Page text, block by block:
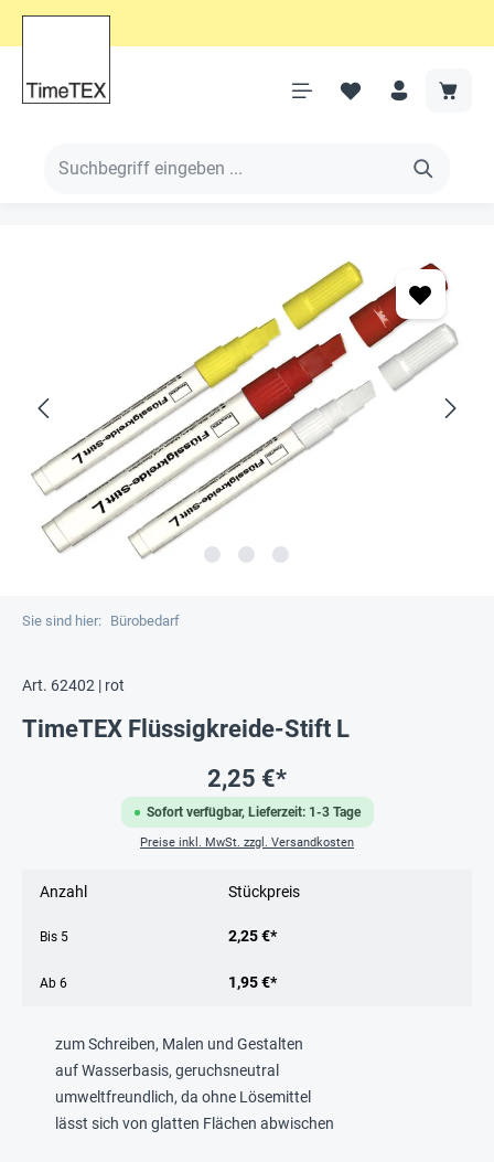
Sie sind hier: Bürobedarf
Art. 62402 | rot
TimeTEX Flüssigkreide-Stift L
Sofort verfügbar, Lieferzeit: 1-3 Tage
2,25 €*
Preise inkl. MwSt. zzgl. Versandkosten
Anzahl Stückpreis
Bis 5 2,25 €*
Ab 6 1,95 €*
zum Schreiben, Malen und Gestalten
auf Wasserbasis, geruchsneutral
umweltfreundlich, da ohne Lösemittel
lässt sich von glatten Flächen abwischen